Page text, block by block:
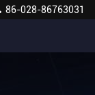
86-028-86763031